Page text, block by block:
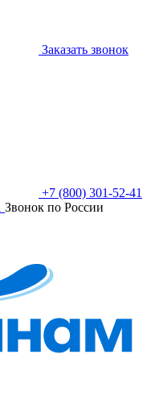
Заказать звонок
+7 (800) 301-52-41
Звонок по России